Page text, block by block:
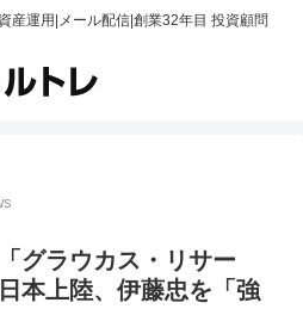
産運用|メール配信|創業32年目 投資顧問
グラウカス・リサー
本上陸、伊藤忠を「強